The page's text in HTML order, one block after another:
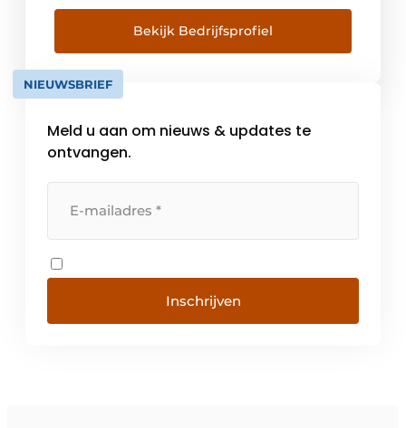
dan ook élke bewoner voorzien van een
gezond, comfortabel en energiezuinig
binnenklimaat. Een continue investering in
alle beschikbare middelen vormt sinds jaar
en […]
Bekijk Bedrijfsprofiel
NIEUWSBRIEF
Meld u aan om nieuws & updates te
ontvangen.
Inschrijven